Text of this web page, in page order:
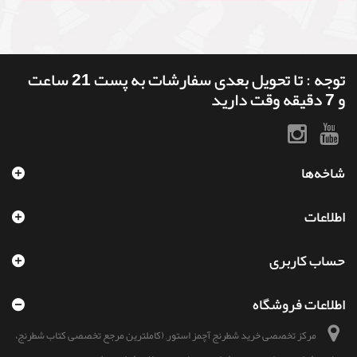
توجه : تا تحویل بعدی سفارشات به پست 21 ساعت
و 7 دقیقه وقت دارید
شاخه‌ها
اطلاعات
حساب کاربری
اطلاعات فروشگاه
مرکز تخصصی خرید شطرنج آچمز استور, (کاملترین مرجع تخصصی کتاب شطرنج،